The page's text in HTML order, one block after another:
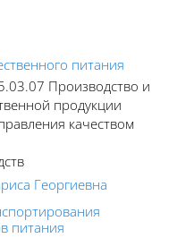
питания
Производство и
продукции
качеством
Георгиевна
питания